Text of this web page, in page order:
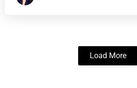
Load More